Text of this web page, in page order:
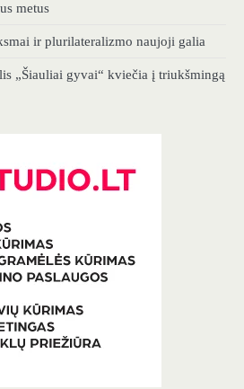
metus
ir plurilateralizmo naujoji galia
„Šiauliai gyvai“ kviečia į triukšmingą